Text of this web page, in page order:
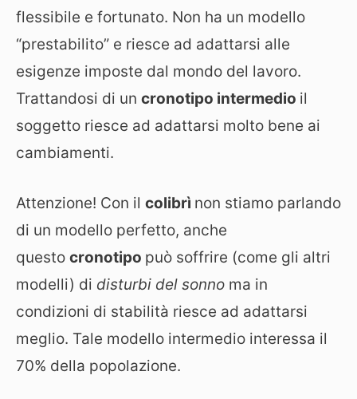
flessibile e fortunato. Non ha un modello
“prestabilito” e riesce ad adattarsi alle
esigenze imposte dal mondo del lavoro.
Trattandosi di un cronotipo intermedio il
soggetto riesce ad adattarsi molto bene ai
cambiamenti.
Attenzione! Con il colibrì non stiamo parlando
di un modello perfetto, anche
questo cronotipo può soffrire (come gli altri
modelli) di disturbi del sonno ma in
condizioni di stabilità riesce ad adattarsi
meglio. Tale modello intermedio interessa il
70% della popolazione.